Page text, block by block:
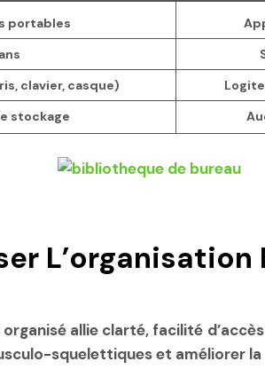
portables
clavier, casque)
stockage
L’organisation
allie clarté, facilité
squelettiques et améliorer